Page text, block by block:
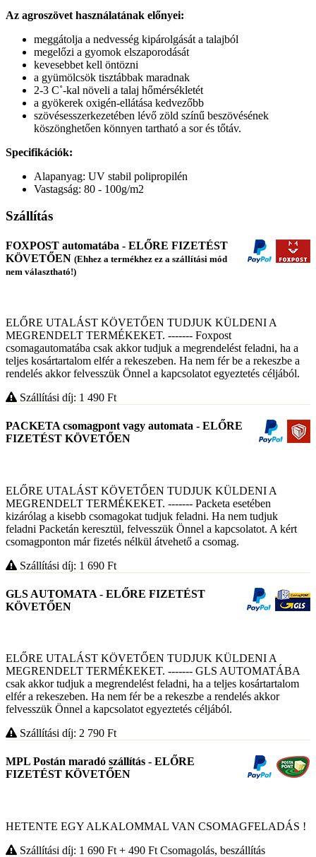
Az agroszövet használatának előnyei:
meggátolja a nedvesség kipárolgását a talajból
megelőzi a gyomok elszaporodását
kevesebbet kell öntözni
a gyümölcsök tisztábbak maradnak
2-3 C˚-kal növeli a talaj hőmérsékletét
a gyökerek oxigén-ellátása kedvezőbb
szövésesszerkezetében lévő zöld színű beszövésének
köszönghetően könnyen tartható a sor és tőtáv.
Specifikációk:
Alapanyag: UV stabil polipropilén
Vastagság: 80 - 100g/m2
Szállítás
FOXPOST automatába - ELŐRE FIZETÉST
KÖVETŐEN (Ehhez a termékhez ez a szállítási mód
nem választható!)
ELŐRE UTALÁST KÖVETŐEN TUDJUK KÜLDENI A
MEGRENDELT TERMÉKEKET. ------- Foxpost
csomagautomatába csak akkor tudjuk a megrendelést feladni, ha a
teljes kosártartalom elfér a rekeszeben. Ha nem fér be a rekeszbe a
rendelés akkor felvesszük Önnel a kapcsolatot egyeztetés céljából.
Szállítási díj: 1 490 Ft
PACKETA csomagpont vagy automata - ELŐRE
FIZETÉST KÖVETŐEN
ELŐRE UTALÁST KÖVETŐEN TUDJUK KÜLDENI A
MEGRENDELT TERMÉKEKET. ------- Packeta esetében
kizárólag a kisebb csomagokat tudjuk feladni. Ha nem tudjuk
feladni Packetán keresztül, felvesszük Önnel a kapcsolatot. A kért
csomagponton már fizetés nélkül átvehető a csomag.
Szállítási díj: 1 690 Ft
GLS AUTOMATA - ELŐRE FIZETÉST
KÖVETŐEN
ELŐRE UTALÁST KÖVETŐEN TUDJUK KÜLDENI A
MEGRENDELT TERMÉKEKET. ------- GLS AUTOMATÁBA
csak akkor tudjuk a megrendelést feladni, ha a teljes kosártartalom
elfér a rekeszeben. Ha nem fér be a rekeszbe a rendelés akkor
felvesszük Önnel a kapcsolatot egyeztetés céljából.
Szállítási díj: 2 790 Ft
MPL Postán maradó szállítás - ELŐRE
FIZETÉST KÖVETŐEN
HETENTE EGY ALKALOMMAL VAN CSOMAGFELADÁS !
Szállítási díj: 1 690 Ft + 490 Ft Csomagolás, beszállítás